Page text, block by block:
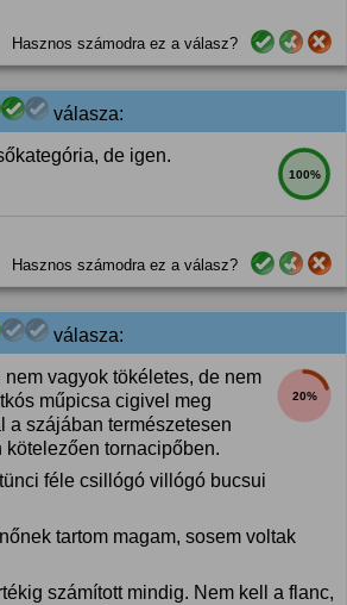
Hasznos számodra ez a válasz?
válasza:
100%
de igen.
Hasznos számodra ez a válasz?
válasza:
20%
vagyok tökéletes, de nem
műpicsa cigivel meg
a szájában természetesen
kötelezően tornacipőben.
féle csillógó villógó bucsui
tartom magam, sosem voltak
számított mindig. Nem kell a flanc,